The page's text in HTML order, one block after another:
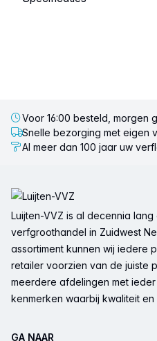
Voor 16:00 besteld, morgen
Snelle bezorging met eigen
Al meer dan 100 jaar uw
Luijten-VVZ is al decennia
verfgroothandel in Zuidwest
assortiment kunnen wij iedere
retailer voorzien van de juiste
meerdere afdelingen met
kenmerken waarbij kwaliteit
GA NAAR